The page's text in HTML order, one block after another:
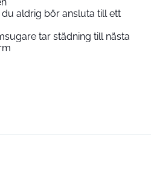
aldrig bör ansluta till ett
tar städning till nästa